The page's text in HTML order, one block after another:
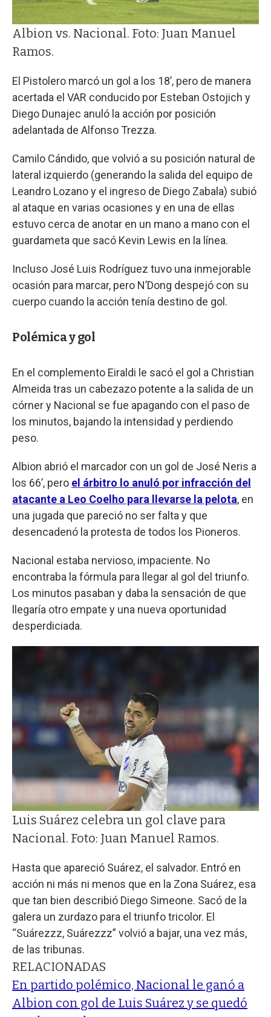
Albion vs. Nacional. Foto: Juan Manuel
Ramos.
El Pistolero marcó un gol a los 18’, pero de manera
acertada el VAR conducido por Esteban Ostojich y
Diego Dunajec anuló la acción por posición
adelantada de Alfonso Trezza.
Camilo Cándido, que volvió a su posición natural de
lateral izquierdo (generando la salida del equipo de
Leandro Lozano y el ingreso de Diego Zabala) subió
al ataque en varias ocasiones y en una de ellas
estuvo cerca de anotar en un mano a mano con el
guardameta que sacó Kevin Lewis en la línea.
Incluso José Luis Rodríguez tuvo una inmejorable
ocasión para marcar, pero N’Dong despejó con su
cuerpo cuando la acción tenía destino de gol.
Polémica y gol
En el complemento Eiraldi le sacó el gol a Christian
Almeida tras un cabezazo potente a la salida de un
córner y Nacional se fue apagando con el paso de
los minutos, bajando la intensidad y perdiendo
peso.
Albion abrió el marcador con un gol de José Neris a
los 66’, pero el árbitro lo anuló por infracción del
atacante a Leo Coelho para llevarse la pelota, en
una jugada que pareció no ser falta y que
desencadenó la protesta de todos los Pioneros.
Nacional estaba nervioso, impaciente. No
encontraba la fórmula para llegar al gol del triunfo.
Los minutos pasaban y daba la sensación de que
llegaría otro empate y una nueva oportunidad
desperdiciada.
Luis Suárez celebra un gol clave para
Nacional. Foto: Juan Manuel Ramos.
Hasta que apareció Suárez, el salvador. Entró en
acción ni más ni menos que en la Zona Suárez, esa
que tan bien describió Diego Simeone. Sacó de la
galera un zurdazo para el triunfo tricolor. El
“Suárezzz, Suárezzz” volvió a bajar, una vez más,
de las tribunas.
RELACIONADAS
En partido polémico, Nacional le ganó a
Albion con gol de Luis Suárez y se quedó